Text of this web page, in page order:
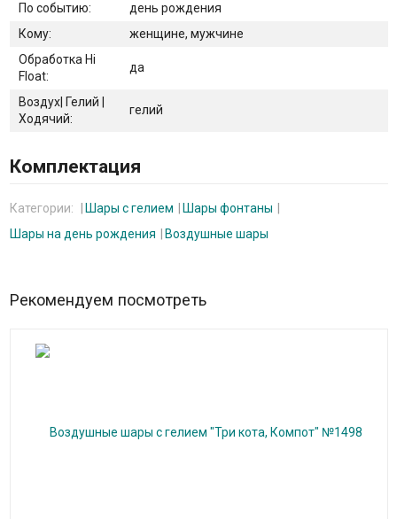
По событию:
день рождения
Кому:
женщине, мужчине
Обработка Hi
Float:
да
Воздух| Гелий |
Ходячий:
гелий
Комплектация
Категории: Шары с гелием
Шары фонтаны
Шары на день рождения
Воздушные шары
Рекомендуем посмотреть